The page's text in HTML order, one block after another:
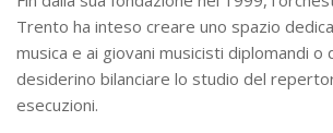
Trento ha inteso creare uno spazio
musica e ai giovani musicisti diplomandi o
desiderino bilanciare lo studio del
esecuzioni.